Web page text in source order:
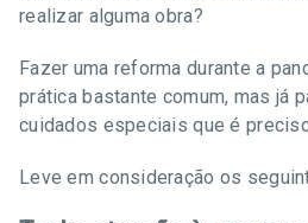
realizar alguma obra?
Fazer uma reforma durante a
prática bastante comum, mas já
cuidados especiais que é
Leve em consideração os